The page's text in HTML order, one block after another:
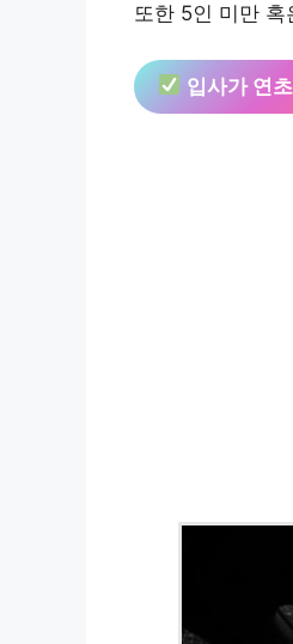
또한 5인 미만
입사가 연